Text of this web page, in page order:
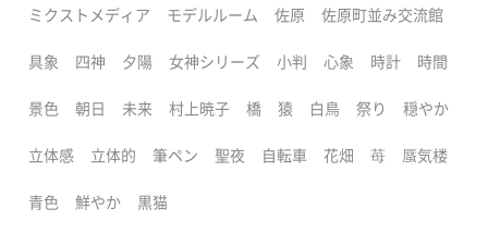
ミクストメディア モデルルーム 佐原 佐原町並み交流館
具象 四神 夕陽 女神シリーズ 小判 心象 時計 時間
景色 朝日 未来 村上暁子 橋 猿 白鳥 祭り 穏やか
立体感 立体的 筆ペン 聖夜 自転車 花畑 苺 蜃気楼
青色 鮮やか 黒猫